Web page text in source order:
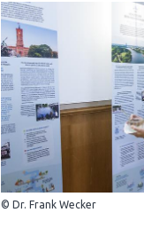
© Dr. Frank Wecker